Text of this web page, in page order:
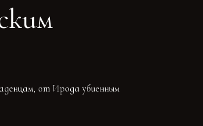
от Ирода убиенным